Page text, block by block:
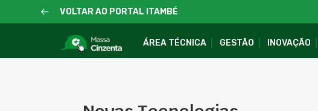
VOLTAR AO PORTAL ITAMBÉ
ÁREA TÉCNICA GESTÃO INOVAÇÃO